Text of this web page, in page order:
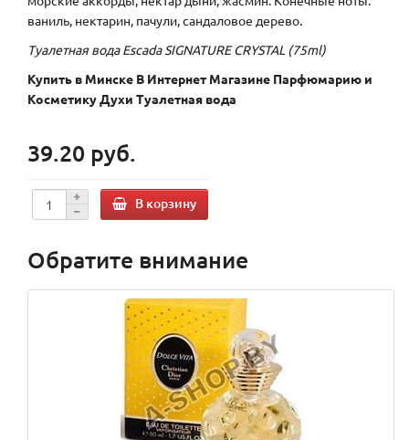
ваниль, нектарин, пачули, сандаловое дерево.
Туалетная вода Escada SIGNATURE CRYSTAL (75ml)
Купить в Минске В Интернет Магазине Парфюмарию и
Косметику Духи Туалетная вода
39.20 руб.
В корзину
Обратите внимание